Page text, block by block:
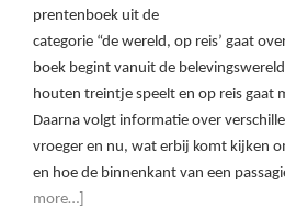
prentenboek uit de
categorie “de wereld, op reis’ gaat
boek begint vanuit de
houten treintje speelt en op reis gaat
Daarna volgt informatie over
vroeger en nu, wat erbij komt kijken
en hoe de binnenkant van een
more…]